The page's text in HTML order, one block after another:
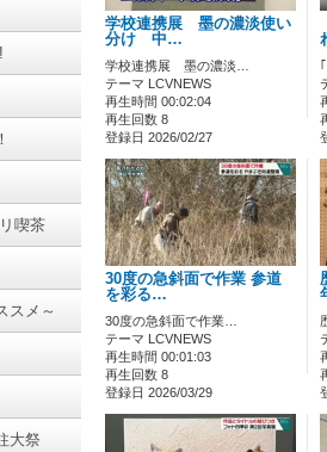
喫茶
スメ～
大祭
学校連携展 墨の濃淡使い
分け 中…
学校連携展 墨の濃淡…
テーマ LCVNEWS
再生時間 00:02:04
再生回数 8
登録日 2026/02/27
30度の急斜面で作業 参道
を彩る…
30度の急斜面で作業…
テーマ LCVNEWS
再生時間 00:01:03
再生回数 8
登録日 2026/03/29